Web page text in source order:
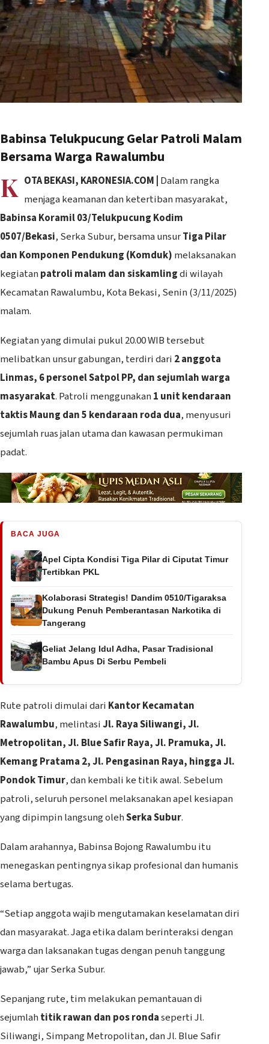
Babinsa Telukpucung Gelar Patroli Malam
Bersama Warga Rawalumbu
K OTA BEKASI, KARONESIA.COM | Dalam rangka
menjaga keamanan dan ketertiban masyarakat,
Babinsa Koramil 03/Telukpucung Kodim
0507/Bekasi, Serka Subur, bersama unsurTiga Pilar
dan Komponen Pendukung (Komduk) melaksanakan
kegiatanpatroli malam dan siskamlingdi wilayah
Kecamatan Rawalumbu, Kota Bekasi, Senin (3/11/2025)
malam.
Kegiatan yang dimulai pukul 20.00 WIB tersebut
melibatkan unsur gabungan, terdiri dari 2 anggota
Linmas, 6 personel Satpol PP, dan sejumlah warga
masyarakat. Patroli menggunakan1 unit kendaraan
taktis Maung dan 5 kendaraan roda dua, menyusuri
sejumlah ruas jalan utama dan kawasan permukiman
padat.
BACA JUGA
Apel Cipta Kondisi Tiga Pilar di Ciputat Timur
Tertibkan PKL
Kolaborasi Strategis! Dandim 0510/Tigaraksa
Dukung Penuh Pemberantasan Narkotika di
Tangerang
Geliat Jelang Idul Adha, Pasar Tradisional
Bambu Apus Di Serbu Pembeli
Rute patroli dimulai dari Kantor Kecamatan
Rawalumbu, melintasiJl. Raya Siliwangi, Jl.
Metropolitan, Jl. Blue Safir Raya, Jl. Pramuka, Jl.
Kemang Pratama 2, Jl. Pengasinan Raya, hingga Jl.
Pondok Timur, dan kembali ke titik awal. Sebelum
patroli, seluruh personel melaksanakan apel kesiapan
yang dipimpin langsung olehSerka Subur.
Dalam arahannya, Babinsa Bojong Rawalumbu itu
menegaskan pentingnya sikap profesional dan humanis
selama bertugas.
“Setiap anggota wajib mengutamakan keselamatan diri
dan masyarakat. Jaga etika dalam berinteraksi dengan
warga dan laksanakan tugas dengan penuh tanggung
jawab,” ujar Serka Subur.
Sepanjang rute, tim melakukan pemantauan di
sejumlahtitik rawan dan pos rondaseperti Jl.
Siliwangi, Simpang Metropolitan, dan Jl. Blue Safir